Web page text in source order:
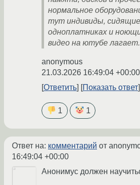
нормальное
тут индивиды,
одноплатниках и
видео на ютубе лагает.
anonymous
21.03.2026 16:49:04 +00:00
Ответить
Показать ответ
1 1
Ответ на: комментарий от
16:49:04 +00:00
Анонимус должен